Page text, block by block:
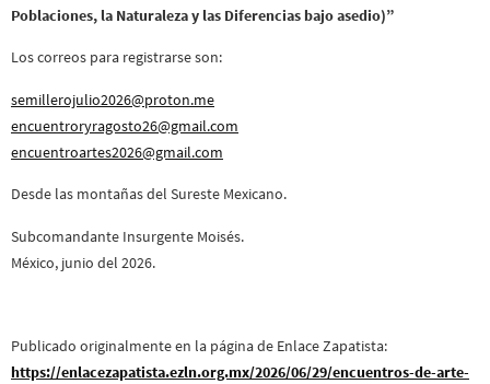
Poblaciones, la Naturaleza y las Diferencias bajo asedio)”
Los correos para registrarse son:
semillerojulio2026@proton.me
encuentroryragosto26@gmail.com
encuentroartes2026@gmail.com
Desde las montañas del Sureste Mexicano.
Subcomandante Insurgente Moisés.
México, junio del 2026.
Publicado originalmente en la página de Enlace Zapatista:
https://enlacezapatista.ezln.org.mx/2026/06/29/encuentros-de-arte-